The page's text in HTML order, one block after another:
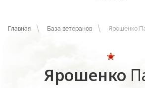
Главная База ветеранов Ярошенко
Ярошенко